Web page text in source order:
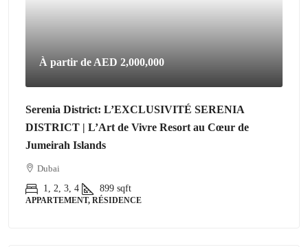
À partir de AED 2,000,000
Serenia District: L’EXCLUSIVITÉ SERENIA
DISTRICT | L’Art de Vivre Resort au Cœur de
Jumeirah Islands
Dubai
1, 2, 3, 4
899 sqft
APPARTEMENT, RÉSIDENCE